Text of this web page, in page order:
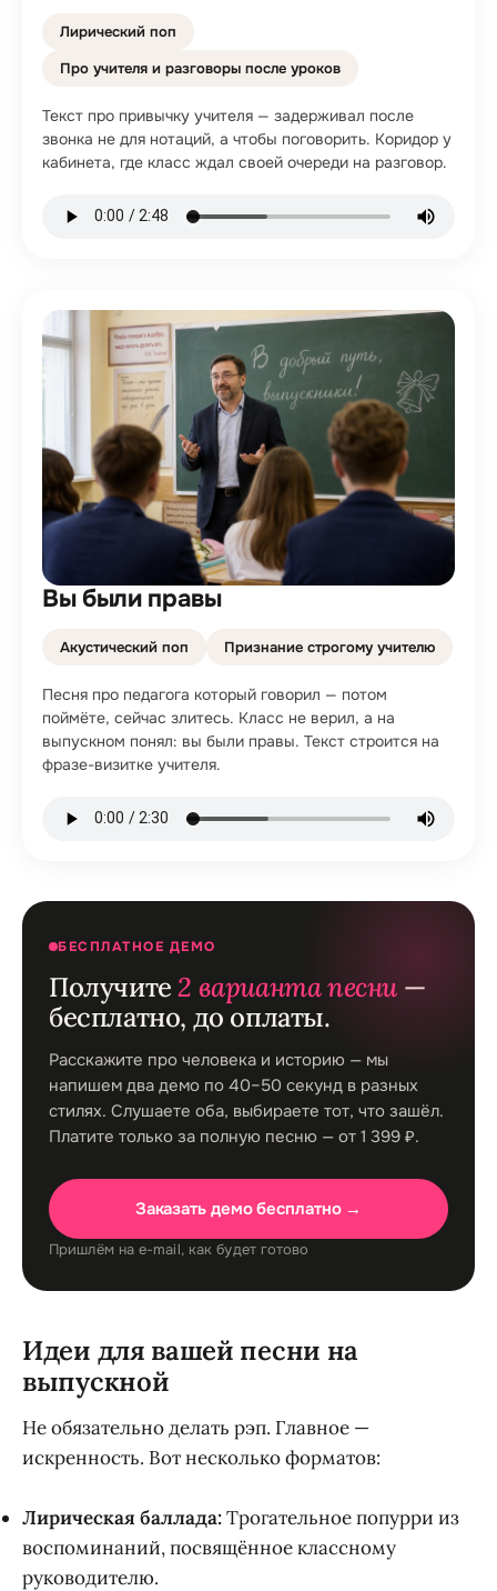
Лирический поп
Про учителя и разговоры после уроков
Текст про привычку учителя — задерживал после
звонка не для нотаций, а чтобы поговорить. Коридор у
кабинета, где класс ждал своей очереди на разговор.
Вы были правы
Акустический поп Признание строгому учителю
Песня про педагога который говорил — потом
поймёте, сейчас злитесь. Класс не верил, а на
выпускном понял: вы были правы. Текст строится на
фразе-визитке учителя.
БЕСПЛАТНОЕ ДЕМО
Получите2 варианта песни —
бесплатно, до оплаты.
Расскажите про человека и историю — мы
напишем два демо по 40–50 секунд в разных
стилях. Слушаете оба, выбираете тот, что зашёл.
Платите только за полную песню — от 1 399 ₽.
Заказать демо бесплатно →
Пришлём на e-mail, как будет готово
Идеи для вашей песни на
выпускной
Не обязательно делать рэп. Главное —
искренность. Вот несколько форматов:
Лирическая баллада:Трогательное попурри из
воспоминаний, посвящённое классному
руководителю.